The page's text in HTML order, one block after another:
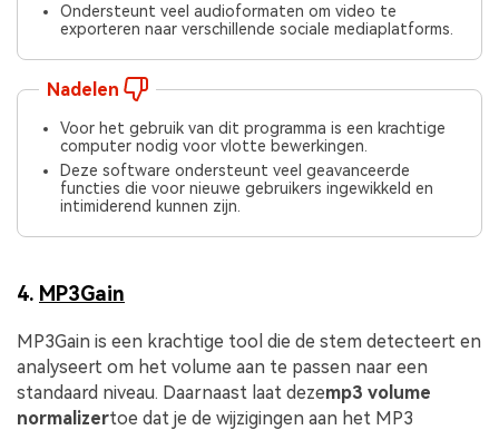
Ondersteunt veel audioformaten om video te
exporteren naar verschillende sociale mediaplatforms.
Nadelen
Voor het gebruik van dit programma is een krachtige
computer nodig voor vlotte bewerkingen.
Deze software ondersteunt veel geavanceerde
functies die voor nieuwe gebruikers ingewikkeld en
intimiderend kunnen zijn.
4. MP3Gain
MP3Gain is een krachtige tool die de stem detecteert en
analyseert om het volume aan te passen naar een
standaard niveau. Daarnaast laat dezemp3 volume
normalizertoe dat je de wijzigingen aan het MP3